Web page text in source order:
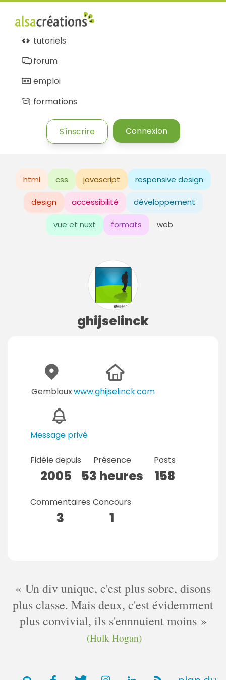
tutoriels
forum
emploi
formations
S'inscrire Connexion
html css javascript responsive design
design accessibilité développement
vue et nuxt formats web
ghijselinck
Gemblouxwww.ghijselinck.com
Message privé
Fidèle depuis
2005
Présence
53 heures
Posts
158
Commentaires
3
Concours
1
Un div unique, c'est plus sobre, disons
plus classe. Mais deux, c'est évidemment
plus convivial, ils s'ennnuient moins
(Hulk Hogan)